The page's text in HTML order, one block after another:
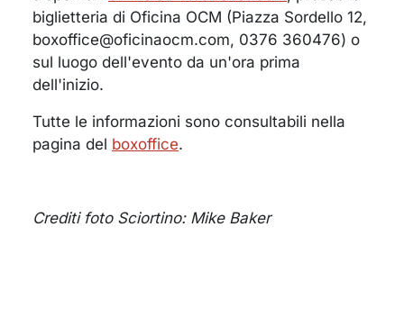
biglietteria di Oficina OCM (Piazza Sordello 12,
boxoffice@oficinaocm.com, 0376 360476) o
sul luogo dell'evento da un'ora prima
dell'inizio.
Tutte le informazioni sono consultabili nella
pagina del boxoffice.
Crediti foto Sciortino: Mike Baker